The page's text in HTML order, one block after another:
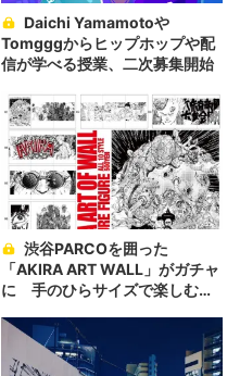
Tomgggからヒップホップや配
信が学べる授業、二次募集開始
「AKIRA ART WALL」がガチャ
に 手のひらサイズで楽しむア